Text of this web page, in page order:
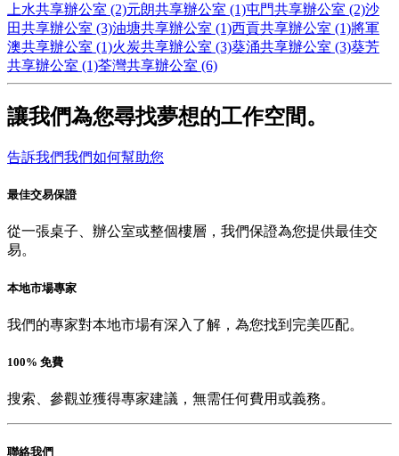
上水共享辦公室 (2)元朗共享辦公室 (1)屯門共享辦公室 (2)沙
田共享辦公室 (3)油塘共享辦公室 (1)西貢共享辦公室 (1)將軍
澳共享辦公室 (1)火炭共享辦公室 (3)葵涌共享辦公室 (3)葵芳
共享辦公室 (1)荃灣共享辦公室 (6)
讓我們為您尋找夢想的工作空間。
告訴我們我們如何幫助您
最佳交易保證
從一張桌子、辦公室或整個樓層，我們保證為您提供最佳交
易。
本地市場專家
我們的專家對本地市場有深入了解，為您找到完美匹配。
100% 免費
搜索、參觀並獲得專家建議，無需任何費用或義務。
聯絡我們